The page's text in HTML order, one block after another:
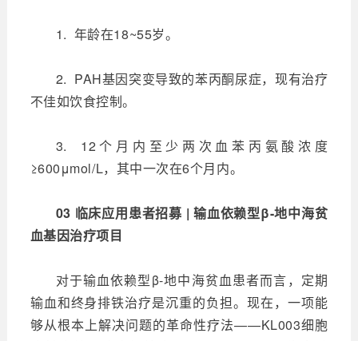
1. 年龄在18~55岁。
2. PAH基因突变导致的苯丙酮尿症，现有治疗
不佳如饮食控制。
3. 12个月内至少两次血苯丙氨酸浓度
≥600μmol/L，其中一次在6个月内。
03 临床应用患者招募 | 输血依赖型β-地中海贫
血基因治疗项目
对于输血依赖型β-地中海贫血患者而言，定期
输血和终身排铁治疗是沉重的负担。现在，一项能
够从根本上解决问题的革命性疗法——KL003细胞